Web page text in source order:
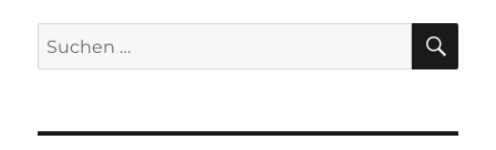
Strahlenforscher
mit
Suche
nach: